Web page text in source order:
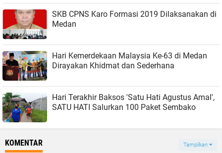
SKB CPNS Karo Formasi 2019 Dilaksanakan di
Medan
Hari Kemerdekaan Malaysia Ke-63 di Medan
Dirayakan Khidmat dan Sederhana
Hari Terakhir Baksos 'Satu Hati Agustus Amal',
SATU HATI Salurkan 100 Paket Sembako
KOMENTAR Tampilkan